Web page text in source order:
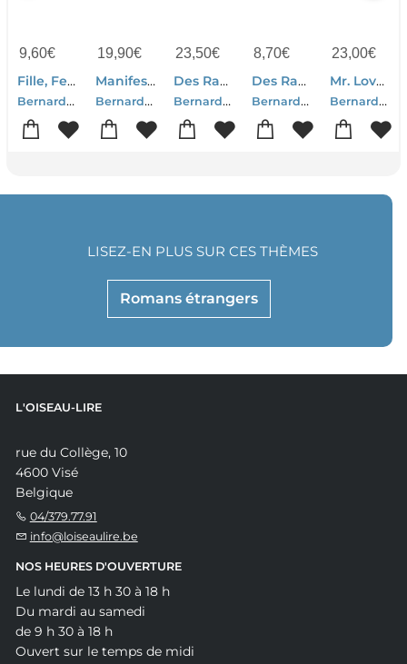
9,60€
Fille, Femme, Autre
Bernardine Evaristo
19,90€
Manifesto
Bernardine Evaristo
23,50€
Des Racines Blondes
Bernardine Evaristo
8,70€
Des Racines Blondes
Bernardine Evaristo
23,00€
Mr. Loverman
Bernardine Evaristo
Romans étrangers
LISEZ-EN PLUS SUR CES THÈMES
L'OISEAU-LIRE
rue du Collège, 10
4600 Visé
Belgique
04/379.77.91
info@loiseaulire.be
NOS HEURES D'OUVERTURE
Le lundi de 13 h 30 à 18 h
Du mardi au samedi
de 9 h 30 à 18 h
Ouvert sur le temps de midi